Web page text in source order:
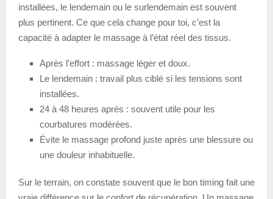
installées, le lendemain ou le surlendemain est souvent
plus pertinent. Ce que cela change pour toi, c’est la
capacité à adapter le massage à l’état réel des tissus.
Après l’effort : massage léger et doux.
Le lendemain : travail plus ciblé si les tensions sont
installées.
24 à 48 heures après : souvent utile pour les
courbatures modérées.
Évite le massage profond juste après une blessure ou
une douleur inhabituelle.
Sur le terrain, on constate souvent que le bon timing fait une